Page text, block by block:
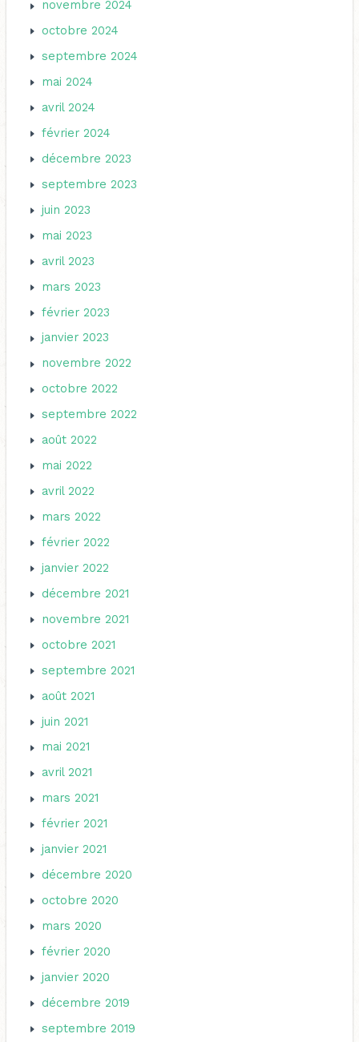
novembre 2024
octobre 2024
septembre 2024
mai 2024
avril 2024
février 2024
décembre 2023
septembre 2023
juin 2023
mai 2023
avril 2023
mars 2023
février 2023
janvier 2023
novembre 2022
octobre 2022
septembre 2022
août 2022
mai 2022
avril 2022
mars 2022
février 2022
janvier 2022
décembre 2021
novembre 2021
octobre 2021
septembre 2021
août 2021
juin 2021
mai 2021
avril 2021
mars 2021
février 2021
janvier 2021
décembre 2020
octobre 2020
mars 2020
février 2020
janvier 2020
décembre 2019
septembre 2019